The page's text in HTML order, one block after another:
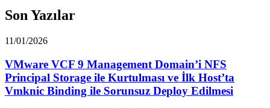
Son Yazılar
11/01/2026
VMware VCF 9 Management Domain’i NFS
Principal Storage ile Kurtulması ve İlk Host’ta
Vmknic Binding ile Sorunsuz Deploy Edilmesi